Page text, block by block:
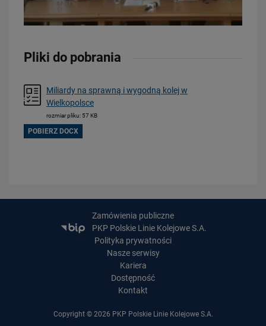
Pliki do pobrania
Miliardy na sprawną i wygodną kolej w
Wielkopolsce
rozmiar pliku: 57 KB
POBIERZ DOCX
Zamówienia publiczne
PKP Polskie Linie Kolejowe S.A.
Polityka prywatności
Nasze serwisy
Kariera
Dostępność
Kontakt
Copyright © 2026 PKP Polskie Linie Kolejowe S.A.